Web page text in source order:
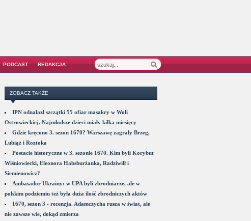
PODCAST REDAKCJA
ZOBACZ TAKŻE
IPN odnalazł szczątki 55 ofiar masakry w Woli
Ostrowieckiej. Najmłodsze dzieci miały kilka miesięcy
Gdzie kręcono 3. sezon 1670? Warszawę zagrały Brzeg,
Lubiąż i Roztoka
Postacie historyczne w 3. sezonie 1670. Kim byli Korybut
Wiśniowiecki, Eleonora Habsburżanka, Radziwiłł i
Siemienowicz?
Ambasador Ukrainy: w UPA byli zbrodniarze, ale w
polskim podziemiu też była duża ilość zbrodniczych aktów
1670, sezon 3 - recenzja. Adamczycha rusza w świat, ale
nie zawsze wie, dokąd zmierza